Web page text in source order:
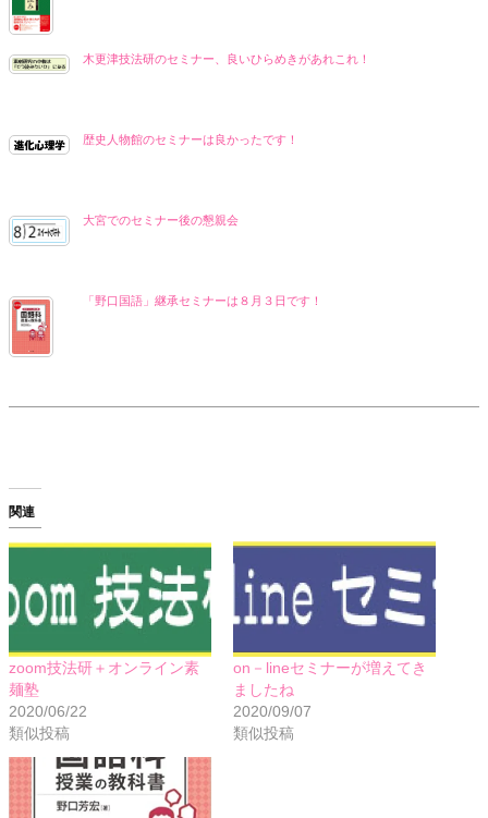
木更津技法研のセミナー、良いひらめきがあれこれ！
歴史人物館のセミナーは良かったです！
大宮でのセミナー後の懇親会
「野口国語」継承セミナーは８月３日です！
関連
zoom技法研＋オンライン素
麺塾
2020/06/22
類似投稿
on－lineセミナーが増えてき
ましたね
2020/09/07
類似投稿